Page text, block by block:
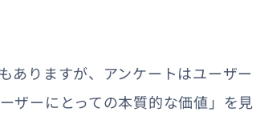
ありますが、アンケートはユーザー
ザーにとっての本質的な価値」を見